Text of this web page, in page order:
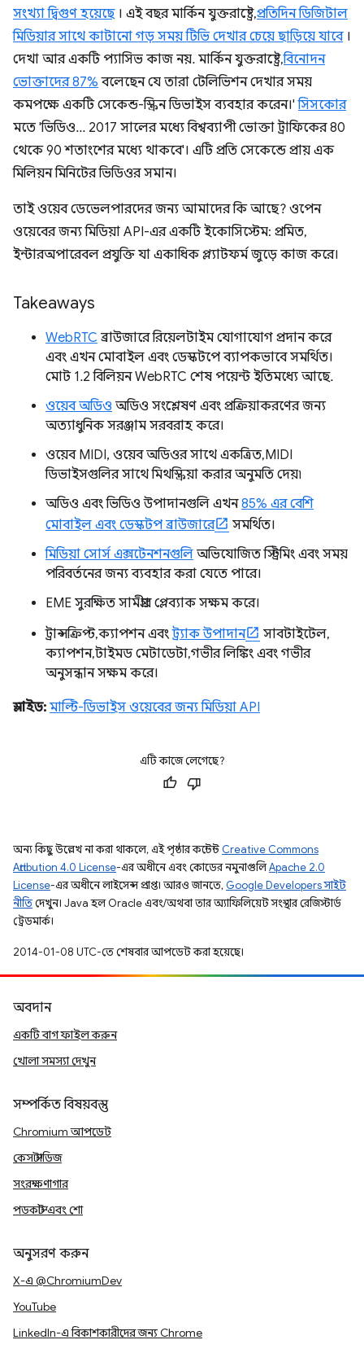
সংখ্যা দ্বিগুণ হয়েছে। এই বছর মার্কিন যুক্তরাষ্ট্রে,প্রতিদিন ডিজিটাল
মিডিয়ার সাথে কাটানো গড় সময় টিভি দেখার চেয়ে ছাড়িয়ে যাবে।
দেখা আর একটি প্যাসিভ কাজ নয়. মার্কিন যুক্তরাষ্ট্রে,বিনোদন
ভোক্তাদের 87% বলেছেন যে তারা টেলিভিশন দেখার সময়
কমপক্ষে একটি সেকেন্ড-স্ক্রিন ডিভাইস ব্যবহার করেন।'সিসকোর
মতে 'ভিডিও... 2017 সালের মধ্যে বিশ্বব্যাপী ভোক্তা ট্রাফিকের 80
থেকে 90 শতাংশের মধ্যে থাকবে'। এটি প্রতি সেকেন্ডে প্রায় এক
মিলিয়ন মিনিটের ভিডিওর সমান।
তাই ওয়েব ডেভেলপারদের জন্য আমাদের কি আছে? ওপেন
ওয়েবের জন্য মিডিয়া API-এর একটি ইকোসিস্টেম: প্রমিত,
ইন্টারঅপারেবল প্রযুক্তি যা একাধিক প্ল্যাটফর্ম জুড়ে কাজ করে।
Takeaways
WebRTC ব্রাউজারে রিয়েলটাইম যোগাযোগ প্রদান করে
এবং এখন মোবাইল এবং ডেস্কটপে ব্যাপকভাবে সমর্থিত।
মোট 1.2 বিলিয়ন WebRTC শেষ পয়েন্ট ইতিমধ্যে আছে.
ওয়েব অডিও অডিও সংশ্লেষণ এবং প্রক্রিয়াকরণের জন্য
অত্যাধুনিক সরঞ্জাম সরবরাহ করে।
ওয়েব MIDI, ওয়েব অডিওর সাথে একত্রিত, MIDI
ডিভাইসগুলির সাথে মিথস্ক্রিয়া করার অনুমতি দেয়৷
অডিও এবং ভিডিও উপাদানগুলি এখন85% এর বেশি
মোবাইল এবং ডেস্কটপ ব্রাউজারে
সমর্থিত।
মিডিয়া সোর্স এক্সটেনশনগুলি অভিযোজিত স্ট্রিমিং এবং সময়
পরিবর্তনের জন্য ব্যবহার করা যেতে পারে।
EME সুরক্ষিত সামগ্রীর প্লেব্যাক সক্ষম করে।
ট্রান্সক্রিপ্ট, ক্যাপশন এবংট্র্যাক উপাদান
সাবটাইটেল,
ক্যাপশন, টাইমড মেটাডেটা, গভীর লিঙ্কিং এবং গভীর
অনুসন্ধান সক্ষম করে।
স্লাইড: মাল্টি-ডিভাইস ওয়েবের জন্য মিডিয়া API
এটি কাজে লেগেছে?
অন্য কিছু উল্লেখ না করা থাকলে, এই পৃষ্ঠার কন্টেন্ট Creative Commons
Attribution 4.0 License-এর অধীনে এবং কোডের নমুনাগুলিApache 2.0
License-এর অধীনে লাইসেন্স প্রাপ্ত। আরও জানতে, Google Developers সাইট
নীতিদেখুন। Java হল Oracle এবং/অথবা তার অ্যাফিলিয়েট সংস্থার রেজিস্টার্ড
ট্রেডমার্ক।
2014-01-08 UTC-তে শেষবার আপডেট করা হয়েছে।
অবদান
একটি বাগ ফাইল করুন
খোলা সমস্যা দেখুন
সম্পর্কিত বিষয়বস্তু
Chromium আপডেট
কেস স্টাডিজ
সংরক্ষণাগার
পডকাস্ট এবং শো
অনুসরণ করুন
X-এ @ChromiumDev
YouTube
LinkedIn-এ বিকাশকারীদের জন্য Chrome